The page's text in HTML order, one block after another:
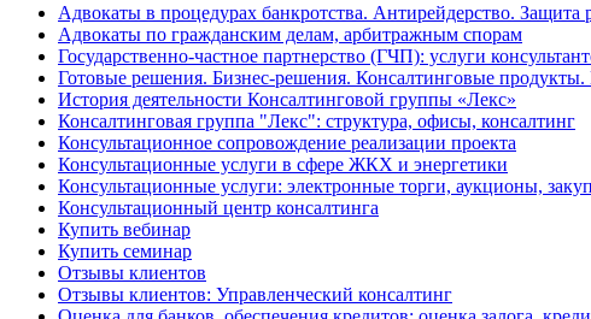
Адвокаты в процедурах банкротства. Антирейдерство. Защита
Адвокаты по гражданским делам, арбитражным спорам
Государственно-частное партнерство (ГЧП): услуги
Готовые решения. Бизнес-решения. Консалтинговые
История деятельности Консалтинговой группы «Лекс»
Консалтинговая группа "Лекс": структура, офисы, консалтинг
Консультационное сопровождение реализации проекта
Консультационные услуги в сфере ЖКХ и энергетики
Консультационные услуги: электронные торги, аукционы,
Консультационный центр консалтинга
Купить вебинар
Купить семинар
Отзывы клиентов
Отзывы клиентов: Управленческий консалтинг